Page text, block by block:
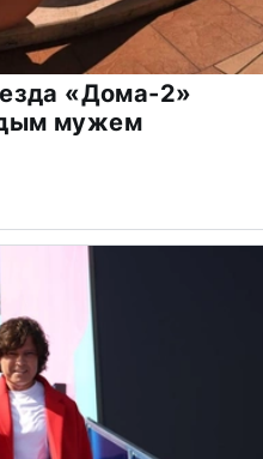
«Дома-2»
мужем